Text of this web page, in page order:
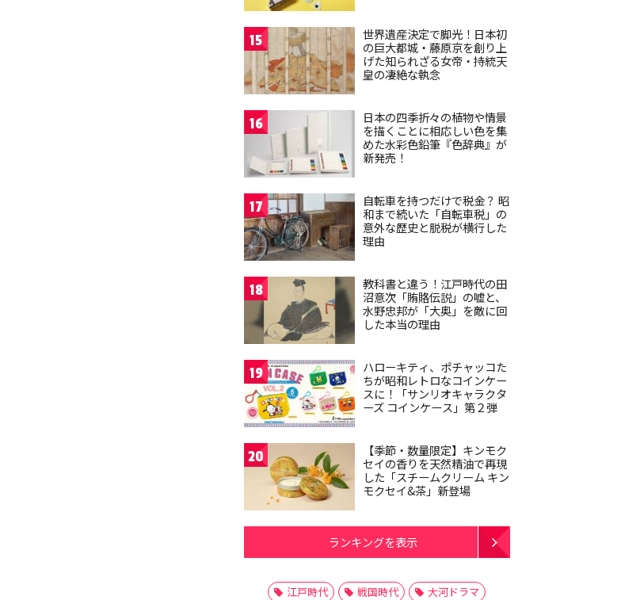
15
世界遺産決定で脚光！日本初
の巨大都城・藤原京を創り上
げた知られざる女帝・持統天
皇の凄絶な執念
16
日本の四季折々の植物や情景
を描くことに相応しい色を集
めた水彩色鉛筆『色辞典』が
新発売！
17
自転車を持つだけで税金？ 昭
和まで続いた「自転車税」の
意外な歴史と脱税が横行した
理由
18
教科書と違う！江戸時代の田
沼意次「賄賂伝説」の嘘と、
水野忠邦が「大奥」を敵に回
した本当の理由
19
ハローキティ、ポチャッコた
ちが昭和レトロなコインケー
スに！「サンリオキャラクタ
ーズ コインケース」第２弾
20
【季節・数量限定】キンモク
セイの香りを天然精油で再現
した「スチームクリーム キン
モクセイ&茶」新登場
ランキングを表示
江戸時代 戦国時代
大河ドラマ